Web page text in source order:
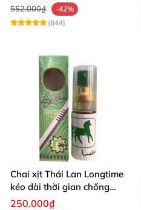
552.000₫
-42%
(844)
Chai xịt Thái Lan Longtime
kéo dài thời gian chống
xuất tinh sớm
250.000₫